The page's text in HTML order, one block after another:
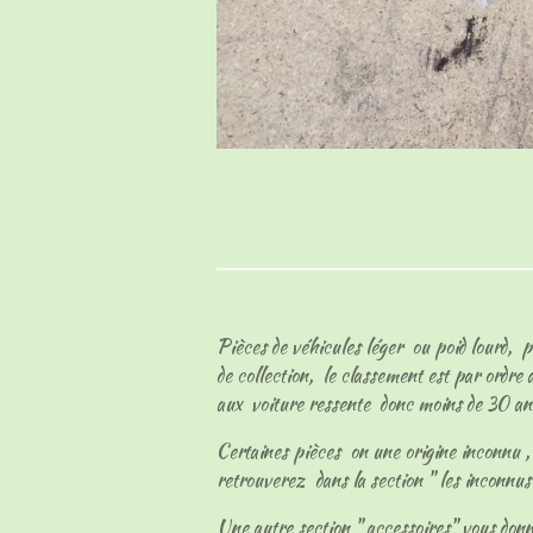
Pièces de véhicules léger ou poid
de collection, le classement est par
aux voiture ressente donc moins de 30
Certaines pièces on une origine inconnu
retrouverez dans la section " les